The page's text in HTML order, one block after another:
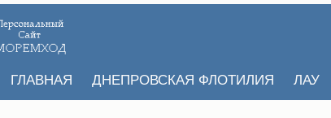
ГЛАВНАЯ ДНЕПРОВСКАЯ ФЛОТИЛИЯ ЛАУ